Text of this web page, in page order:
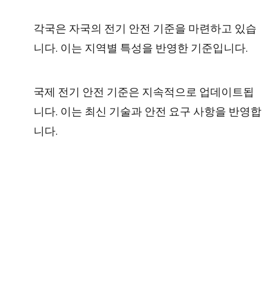
각국은 자국의 전기 안전 기준을 마련하고 있습
니다. 이는 지역별 특성을 반영한 기준입니다.
국제 전기 안전 기준은 지속적으로 업데이트됩
니다. 이는 최신 기술과 안전 요구 사항을 반영합
니다.